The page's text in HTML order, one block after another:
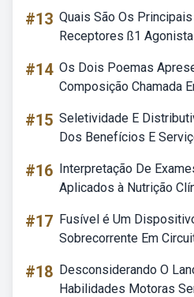
#13 Quais São Os
Receptores ß1
#14 Os Dois Poemas
Composição Chamada
#15 Seletividade E
Dos Benefícios E
#16 Interpretação De
Aplicados à Nutrição
#17 Fusível é Um
Sobrecorrente Em
#18 Desconsiderando O
Habilidades Motoras